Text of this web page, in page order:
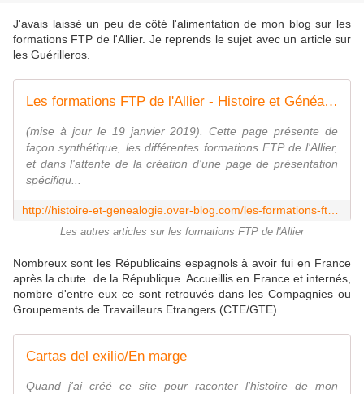
J'avais laissé un peu de côté l'alimentation de mon blog sur les
formations FTP de l'Allier. Je reprends le sujet avec un article sur
les Guérilleros.
Les formations FTP de l'Allier - Histoire et Généalogie
(mise à jour le 19 janvier 2019). Cette page présente de
façon synthétique, les différentes formations FTP de l'Allier,
et dans l'attente de la création d'une page de présentation
spécifiqu...
Les autres articles sur les formations FTP de l'Allier
Nombreux sont les Républicains espagnols à avoir fui en France
après la chute de la République. Accueillis en France et internés,
nombre d'entre eux ce sont retrouvés dans les Compagnies ou
Groupements de Travailleurs Etrangers (CTE/GTE).
Cartas del exilio/En marge
Quand j'ai créé ce site pour raconter l'histoire de mon